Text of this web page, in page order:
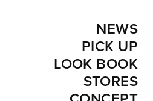
NEWS
PICK UP
LOOK BOOK
STORES